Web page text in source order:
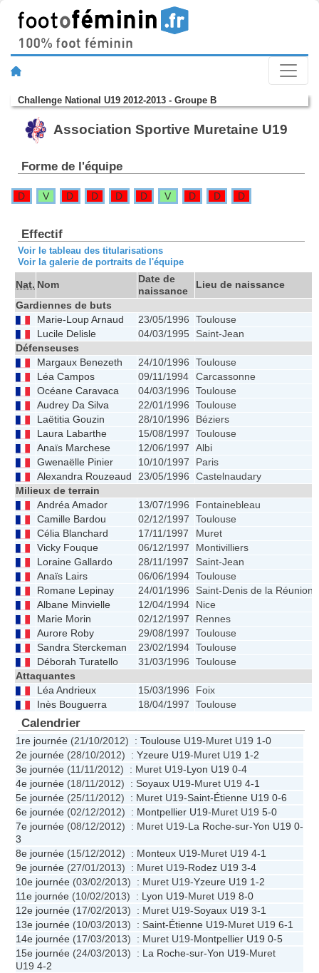
Challenge National U19 2012-2013 - Groupe B
Association Sportive Muretaine U19
Forme de l'équipe
D V D D D D V D D D
Effectif
Voir le tableau des titularisations
Voir la galerie de portraits de l'équipe
Nat. Nom
Date de
naissance
Lieu de naissance
Gardiennes de buts
Marie-Loup Arnaud
23/05/1996
Toulouse
Lucile Delisle
04/03/1995
Saint-Jean
Défenseuses
Margaux Benezeth
24/10/1996
Toulouse
Léa Campos
09/11/1994
Carcassonne
Océane Caravaca
04/03/1996
Toulouse
Audrey Da Silva
22/01/1996
Toulouse
Laëtitia Gouzin
28/10/1996
Béziers
Laura Labarthe
15/08/1997
Toulouse
Anaïs Marchese
12/06/1997
Albi
Gwenaëlle Pinier
10/10/1997
Paris
Alexandra Rouzeaud
23/05/1996
Castelnaudary
Milieux de terrain
Andréa Amador
13/07/1996
Fontainebleau
Camille Bardou
02/12/1997
Toulouse
Célia Blanchard
17/11/1997
Muret
Vicky Fouque
06/12/1997
Montivilliers
Loraine Gallardo
28/11/1997
Saint-Jean
Anaïs Lairs
06/06/1994 Toulouse
Romane Lepinay
24/01/1996
Saint-Denis de la Réunion
Albane Minvielle
12/04/1994
Nice
Marie Morin
02/12/1997
Rennes
Aurore Roby
29/08/1997
Toulouse
Sandra Sterckeman
23/02/1994 Toulouse
Déborah Turatello
31/03/1996
Toulouse
Attaquantes
Léa Andrieux
15/03/1996
Foix
Inès Bouguerra
18/04/1997 Toulouse
Calendrier
1re journée (21/10/2012) : Toulouse U19-Muret U19 1-0
2e journée (28/10/2012) : Yzeure U19-Muret U19 1-2
3e journée (11/11/2012) : Muret U19-Lyon U19 0-4
4e journée (18/11/2012) : Soyaux U19-Muret U19 4-1
5e journée (25/11/2012) : Muret U19-Saint-Étienne U19 0-6
6e journée (02/12/2012) : Montpellier U19-Muret U19 5-0
7e journée (08/12/2012) : Muret U19-La Roche-sur-Yon U19 0-
3
8e journée (15/12/2012) : Monteux U19-Muret U19 4-1
9e journée (27/01/2013) : Muret U19-Rodez U19 3-4
10e journée (03/02/2013) : Muret U19-Yzeure U19 1-2
11e journée (10/02/2013) : Lyon U19-Muret U19 8-0
12e journée (17/02/2013) : Muret U19-Soyaux U19 3-1
13e journée (10/03/2013) : Saint-Étienne U19-Muret U19 6-1
14e journée (17/03/2013) : Muret U19-Montpellier U19 0-5
15e journée (24/03/2013) : La Roche-sur-Yon U19-Muret
U19 4-2